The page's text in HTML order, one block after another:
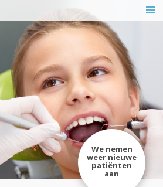
We nemen
weer nieuwe
patiënten
aan